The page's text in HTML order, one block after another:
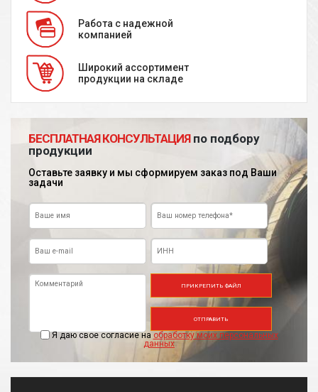
Работа с надежной
компанией
Широкий ассортимент
продукции на складе
БЕСПЛАТНАЯ КОНСУЛЬТАЦИЯпо подбору
продукции
Оставьте заявку и мы сформируем заказ под Ваши
задачи
ПРИКРЕПИТЬ ФАЙЛ
Я даю свое согласие на обработку моих персональных
данных
ОТПРАВИТЬ